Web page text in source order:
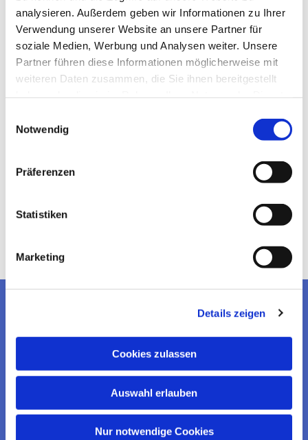
analysieren. Außerdem geben wir Informationen zu Ihrer
Verwendung unserer Website an unsere Partner für
soziale Medien, Werbung und Analysen weiter. Unsere
Partner führen diese Informationen möglicherweise mit
weiteren Daten zusammen, die Sie ihnen bereitgestellt
Notwendig
Präferenzen
Statistiken
Marketing
Details zeigen
Cookies zulassen
Auswahl erlauben
Nur notwendige Cookies
WITZENHAUSEN
KONTAKT AUFNEHMEN
Ev. Kirchengemeinde Witzenhausen
Am Brauhaus 5